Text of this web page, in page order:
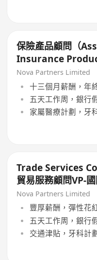
保險產品顧問（
Insurance
(Associate / VP)
Nova Partners Limited
十三個月薪酬，年
五天工作周，銀行
家屬醫療計劃，牙
Trade Services
貿易服務顧問VP-
Nova Partners Limited
豐厚薪酬，彈性花
五天工作周，銀行
交通津貼，牙科計